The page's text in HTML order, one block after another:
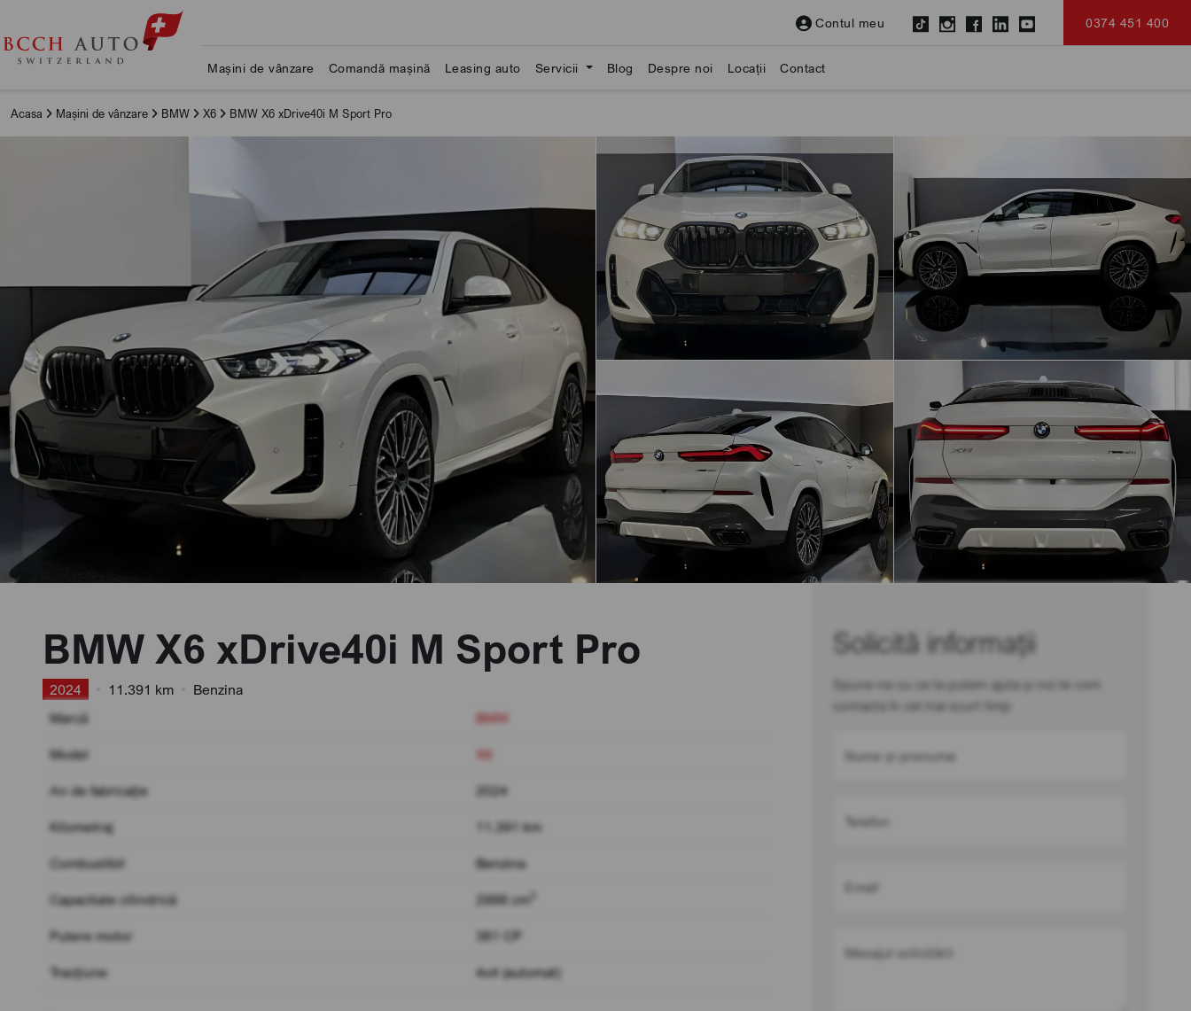
Contul meu 0374 451 400
Mașini de vânzare Comandă mașină Leasing auto Servicii Blog Despre noi Locații Contact
Acasa Mașini de vânzare BMW X6 BMW X6 xDrive40i M Sport Pro
BMW X6 xDrive40i M Sport Pro
2024 11.391 km
Benzina
Marcă
BMW
Model X6
An de fabricație 2024
Kilometraj 11.391 km
Combustibil Benzina
Capacitate cilindrică 2998 cm
Putere motor 381 CP
Tracțiune 4x4 (automat)
Solicită informații
Spune-ne cu ce te putem ajuta și noi te vom
contacta în cel mai scurt timp
Nume și prenume
Telefon
Email
Mesajul solicitării